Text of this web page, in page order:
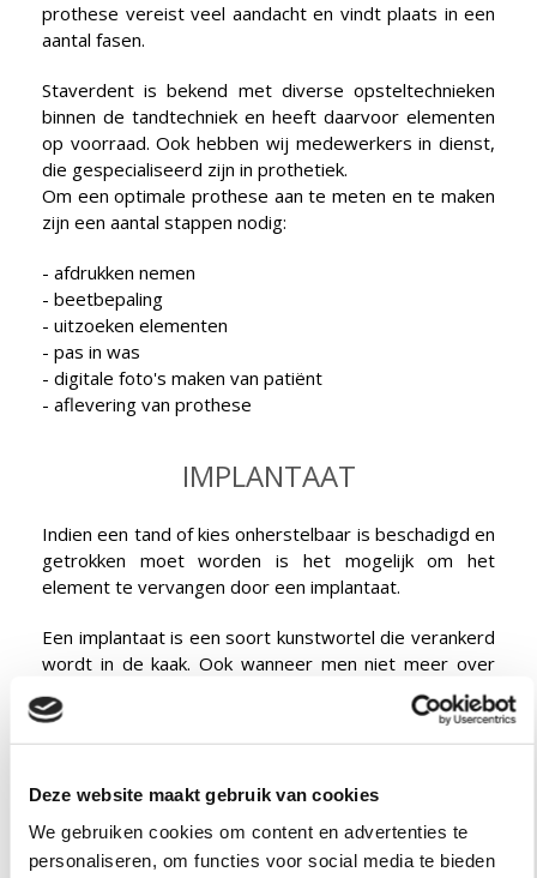
Deze website maakt gebruik van cookies
We gebruiken cookies om content en advertenties te
personaliseren, om functies voor social media te bieden
prothese vereist veel aandacht en vindt plaats in een
aantal fasen.
Staverdent is bekend met diverse opsteltechnieken
binnen de tandtechniek en heeft daarvoor elementen
op voorraad. Ook hebben wij medewerkers in dienst,
die gespecialiseerd zijn in prothetiek.
Om een optimale prothese aan te meten en te maken
zijn een aantal stappen nodig:
- afdrukken nemen
- beetbepaling
- uitzoeken elementen
- pas in was
- digitale foto's maken van patiënt
- aflevering van prothese
IMPLANTAAT
Indien een tand of kies onherstelbaar is beschadigd en
getrokken moet worden is het mogelijk om het
element te vervangen door een implantaat.
Een implantaat is een soort kunstwortel die verankerd
wordt in de kaak. Ook wanneer men niet meer over
tanden en kiezen beschikt is het mogelijk een
prothese op implantaten te vervaardigen.
in het vervaardigen van werkstukken op implantaten
en heeft daarmee een rijke ervaring opgebouwd in de
meest voorkomende implantatietechnieken. Wij
werken nauw samen met de firma Straumann, die